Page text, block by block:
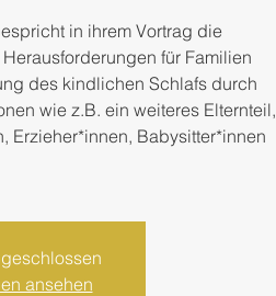
in ihrem Vortrag die
für Familien
des kindlichen Schlafs durch
wie z.B. ein weiteres Elternteil,
Erzieher*innen, Babysitter*innen
ansehen